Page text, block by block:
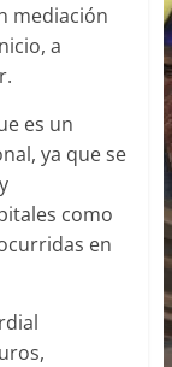
mediación
a
es un
ya que se
como
en